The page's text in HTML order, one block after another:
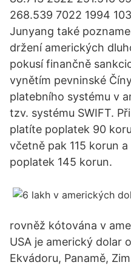
268.539 7022 1994
Junyang také
držení amerických
pokusí finančně
vynětím pevninské
platebního systému v
tzv. systému SWIFT.
platíte poplatek 90
včetně pak 115 korun
poplatek 145 korun.
rovněž kótována v
USA je americký dolar
Ekvádoru, Panamě,